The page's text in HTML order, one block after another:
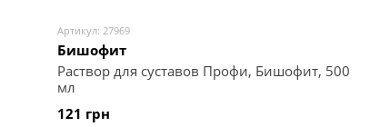
Артикул: 27969
Бишофит
Раствор для суставов Профи, Бишофит, 500
мл
121 грн